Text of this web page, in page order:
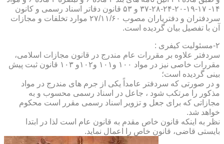
۱۴- ۱۷-۱۹-۲۰-۲۴-۲۸-۳۷ و ۵۳ قانون دفاتر اسناد رسمی و کانون
سردفتران و دفتریاران مصوب ۲۷/۱۱/۶۰ موارد تخلفات و مجازات
آن با تفصیل بیان گردیده است.
۲-مسئولیت کیفری :
سردفتر علاوه بر مقررات عام مندرج در قانون مجازات اسلامی،
مقررات خاصی نیز در مواد ۱۰۰ و۱۰۱ و۱۰۲و ۱۰۳ قانون ثبت پیش
بینی گردیده است؛
و در صورتی که سردفتر عامداً یکی از جرم های مندرج در مواد
مذکور را مرتکب شود ، جاعل در اسناد رسمی محسوب و به
مجازاتی که برای جعل و تزویر اسناد رسمی مقرر است محکوم
خواهد شد.
نظر به اینکه قانون خاص مقدم به قانون عام است لذا در ابتدا
بایستی قاضی، قانون خاص را اعمال نماید.